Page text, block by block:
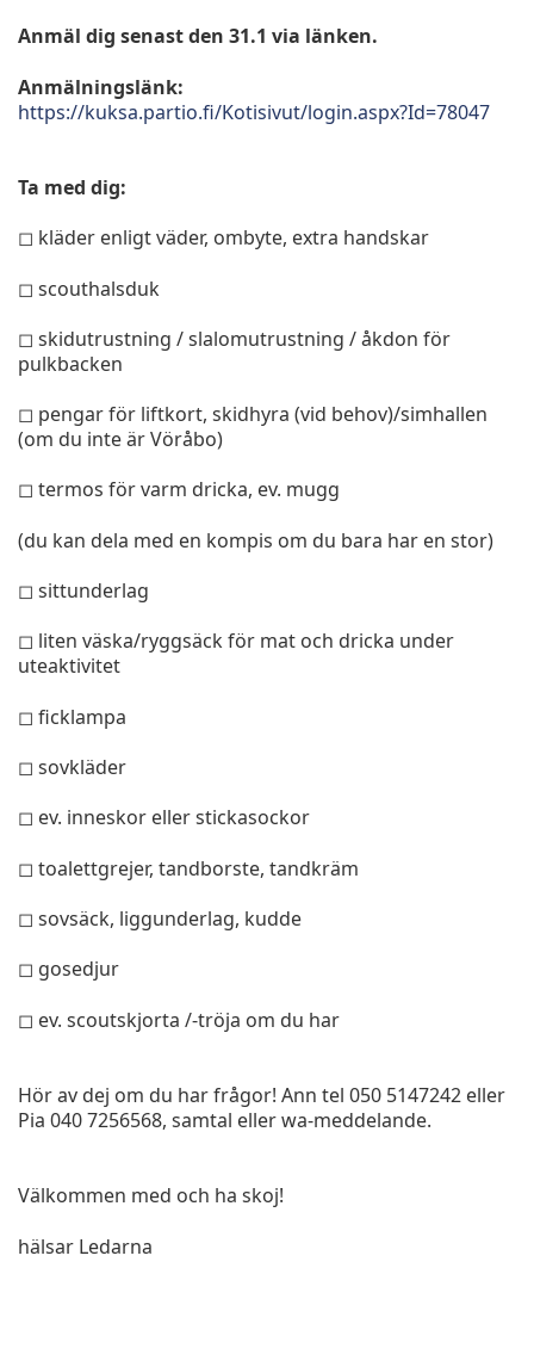
Anmäl dig senast den 31.1 via länken.
Anmälningslänk:
https://kuksa.partio.fi/Kotisivut/login.aspx?Id=78047
Ta med dig:
◻ kläder enligt väder, ombyte, extra handskar
◻ scouthalsduk
◻ skidutrustning / slalomutrustning / åkdon för
pulkbacken
◻ pengar för liftkort, skidhyra (vid behov)/simhallen
(om du inte är Vöråbo)
◻ termos för varm dricka, ev. mugg
(du kan dela med en kompis om du bara har en stor)
◻ sittunderlag
◻ liten väska/ryggsäck för mat och dricka under
uteaktivitet
◻ ficklampa
◻ sovkläder
◻ ev. inneskor eller stickasockor
◻ toalettgrejer, tandborste, tandkräm
◻ sovsäck, liggunderlag, kudde
◻ gosedjur
◻ ev. scoutskjorta /-tröja om du har
Hör av dej om du har frågor! Ann tel 050 5147242 eller
Pia 040 7256568, samtal eller wa-meddelande.
Välkommen med och ha skoj!
hälsar Ledarna